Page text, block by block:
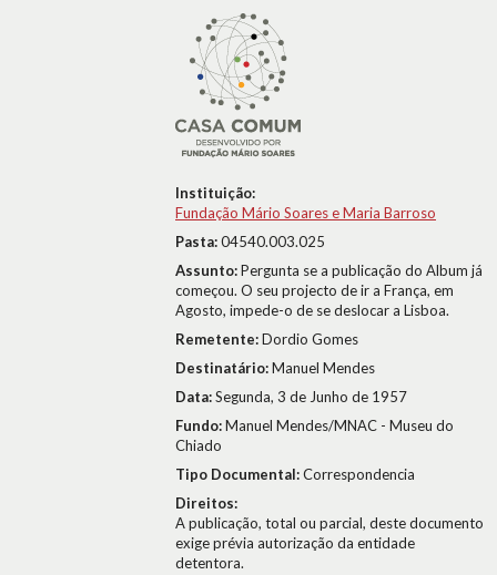
Instituição:
Fundação Mário Soares e Maria Barroso
Pasta:04540.003.025
Assunto:Pergunta se a publicação do Album já
começou. O seu projecto de ir a França, em
Agosto, impede-o de se deslocar a Lisboa.
Remetente:Dordio Gomes
Destinatário:Manuel Mendes
Data:Segunda, 3 de Junho de 1957
Fundo:Manuel Mendes/MNAC - Museu do
Chiado
Tipo Documental:Correspondencia
Direitos:
A publicação, total ou parcial, deste documento
exige prévia autorização da entidade
detentora.